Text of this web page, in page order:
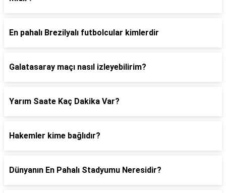
En pahalı Brezilyalı futbolcular kimlerdir
Galatasaray maçı nasıl izleyebilirim?
Yarım Saate Kaç Dakika Var?
Hakemler kime bağlıdır?
Dünyanın En Pahalı Stadyumu Neresidir?